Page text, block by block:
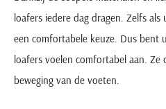
loafers iedere dag dragen. Zelfs
een comfortabele keuze. Dus bent
loafers voelen comfortabel aan.
beweging van de voeten.